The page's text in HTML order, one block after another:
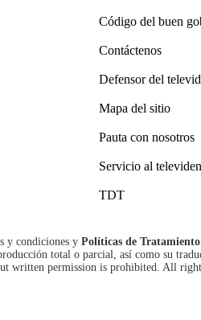
Código del buen
Contáctenos
Defensor del
Mapa del sitio
Pauta con nosotros
Servicio al
TDT
y condiciones y Políticas de
total o parcial, así como su
written permission is prohibited. All